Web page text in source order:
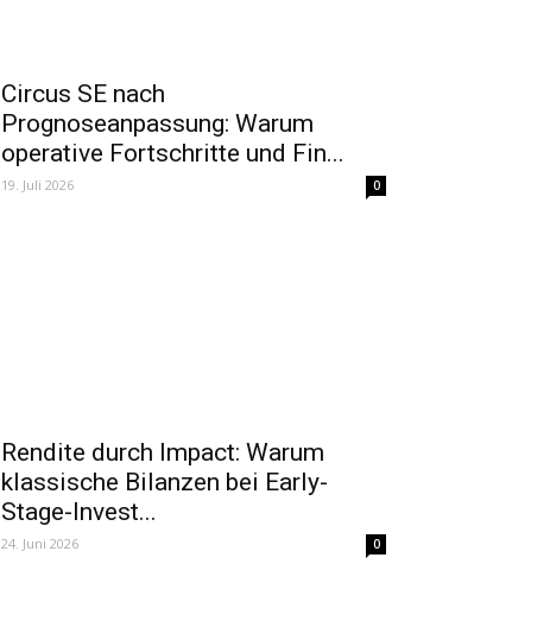
Circus SE nach
Prognoseanpassung: Warum
operative Fortschritte und Fin...
19. Juli 2026 0
Rendite durch Impact: Warum
klassische Bilanzen bei Early-
Stage-Invest...
24. Juni 2026 0